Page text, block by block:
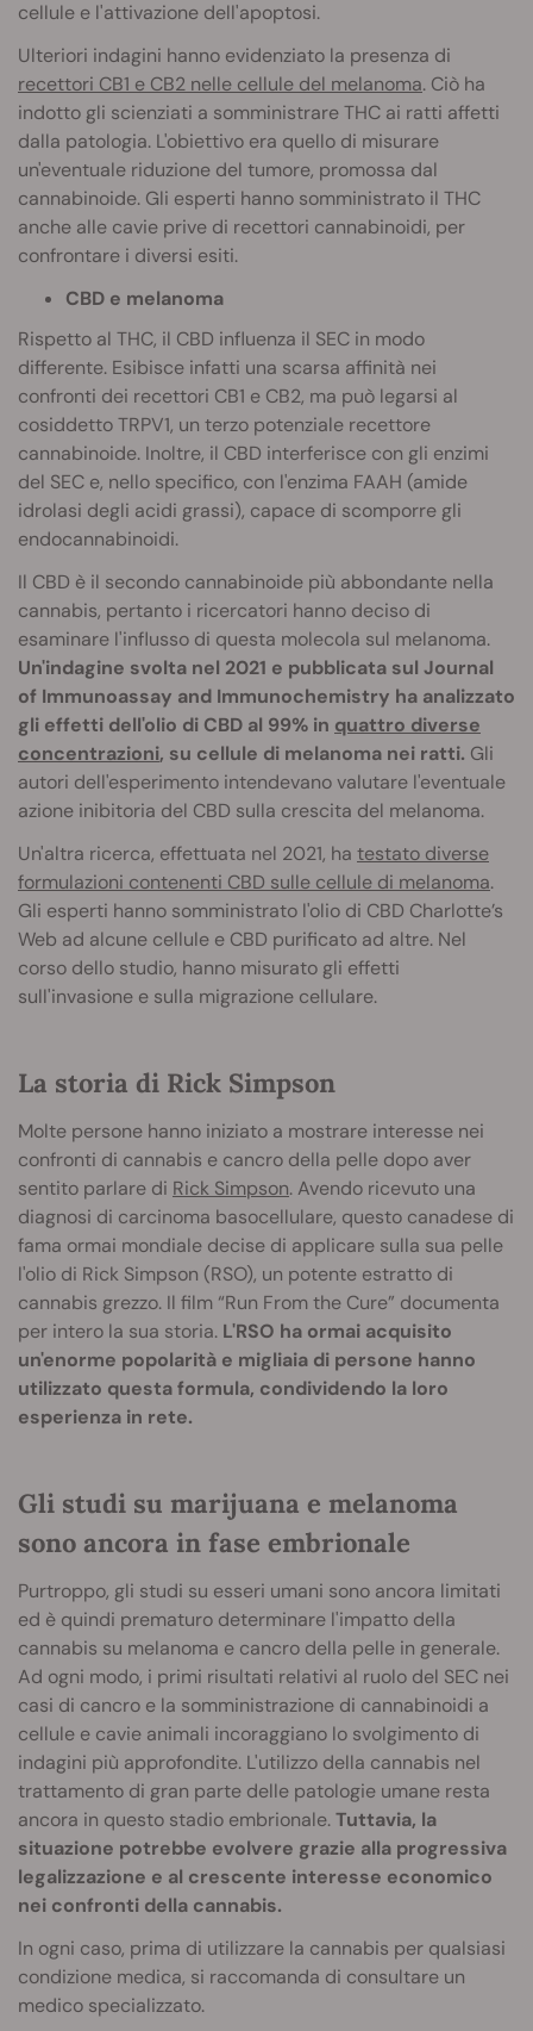
cellule e l'attivazione dell'apoptosi.
Ulteriori indagini hanno evidenziato la presenza di
recettori CB1 e CB2 nelle cellule del melanoma. Ciò ha
indotto gli scienziati a somministrare THC ai ratti affetti
dalla patologia. L'obiettivo era quello di misurare
un'eventuale riduzione del tumore, promossa dal
cannabinoide. Gli esperti hanno somministrato il THC
anche alle cavie prive di recettori cannabinoidi, per
confrontare i diversi esiti.
CBD e melanoma
Rispetto al THC, il CBD influenza il SEC in modo
differente. Esibisce infatti una scarsa affinità nei
confronti dei recettori CB1 e CB2, ma può legarsi al
cosiddetto TRPV1, un terzo potenziale recettore
cannabinoide. Inoltre, il CBD interferisce con gli enzimi
del SEC e, nello specifico, con l'enzima FAAH (amide
idrolasi degli acidi grassi), capace di scomporre gli
endocannabinoidi.
Il CBD è il secondo cannabinoide più abbondante nella
cannabis, pertanto i ricercatori hanno deciso di
esaminare l'influsso di questa molecola sul melanoma.
Un'indagine svolta nel 2021 e pubblicata sul Journal
of Immunoassay and Immunochemistry ha analizzato
gli effetti dell'olio di CBD al 99% in quattro diverse
concentrazioni, su cellule di melanoma nei ratti. Gli
autori dell'esperimento intendevano valutare l'eventuale
azione inibitoria del CBD sulla crescita del melanoma.
Un'altra ricerca, effettuata nel 2021, ha testato diverse
formulazioni contenenti CBD sulle cellule di melanoma.
Gli esperti hanno somministrato l'olio di CBD Charlotte’s
Web ad alcune cellule e CBD purificato ad altre. Nel
corso dello studio, hanno misurato gli effetti
sull'invasione e sulla migrazione cellulare.
La storia di Rick Simpson
Molte persone hanno iniziato a mostrare interesse nei
confronti di cannabis e cancro della pelle dopo aver
sentito parlare di Rick Simpson. Avendo ricevuto una
diagnosi di carcinoma basocellulare, questo canadese di
fama ormai mondiale decise di applicare sulla sua pelle
l'olio di Rick Simpson (RSO), un potente estratto di
cannabis grezzo. Il film “Run From the Cure” documenta
per intero la sua storia. L'RSO ha ormai acquisito
un'enorme popolarità e migliaia di persone hanno
utilizzato questa formula, condividendo la loro
esperienza in rete.
Gli studi su marijuana e melanoma
sono ancora in fase embrionale
Purtroppo, gli studi su esseri umani sono ancora limitati
ed è quindi prematuro determinare l'impatto della
cannabis su melanoma e cancro della pelle in generale.
Ad ogni modo, i primi risultati relativi al ruolo del SEC nei
casi di cancro e la somministrazione di cannabinoidi a
cellule e cavie animali incoraggiano lo svolgimento di
indagini più approfondite. L'utilizzo della cannabis nel
trattamento di gran parte delle patologie umane resta
ancora in questo stadio embrionale.Tuttavia, la
situazione potrebbe evolvere grazie alla progressiva
legalizzazione e al crescente interesse economico
nei confronti della cannabis.
In ogni caso, prima di utilizzare la cannabis per qualsiasi
condizione medica, si raccomanda di consultare un
medico specializzato.